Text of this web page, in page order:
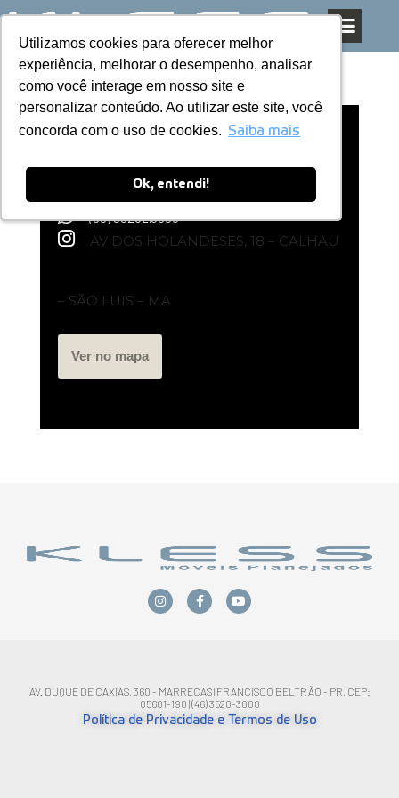
Utilizamos cookies para oferecer melhor
experiência, melhorar o desempenho, analisar
como você interage em nosso site e
personalizar conteúdo. Ao utilizar este site, você
concorda com o uso de cookies. Saiba mais
Ok, entendi!
Utilizamos cookies para oferecer melhor
experiência, melhorar o desempenho, analisar
como você interage em nosso site e
personalizar conteúdo. Ao utilizar este site, você
concorda com o uso de cookies. Saiba mais
Ok, entendi!
Pular
para
o
conteúdo
Loja Exclusiva Kless | SÃO LUIS – MA
(98) 98252.0900
AV DOS HOLANDESES, 18 – CALHAU
– SÃO LUIS – MA
Ver no mapa
AV. DUQUE DE CAXIAS, 360 - MARRECAS | FRANCISCO BELTRÃO - PR, CEP:
85601-190 | (46) 3520-3000
Política de Privacidade e Termos de Uso